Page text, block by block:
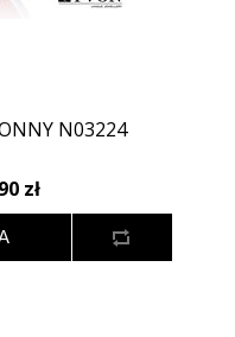
N03224
zł